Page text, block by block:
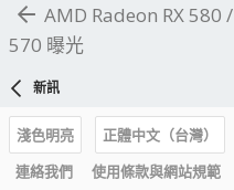
AMD Radeon RX 580 /
570 曝光
新訊
淺色明亮
正體中文（台灣）
連絡我們
使用條款與網站規範